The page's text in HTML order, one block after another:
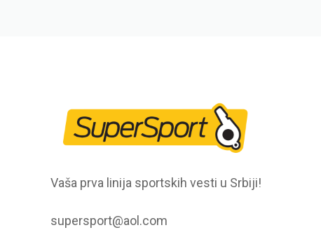
Vaša prva linija sportskih vesti u Srbiji!
supersport@aol.com